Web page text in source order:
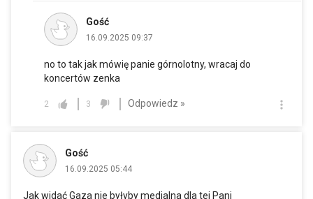
Gość
16.09.2025 09:37
no to tak jak mówię panie górnolotny, wracaj do
koncertów zenka
2 3 Odpowiedz »
Gość
16.09.2025 05:44
Jak widać Gaza nie byłyby medialna dla tej Pani